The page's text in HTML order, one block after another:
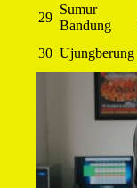
29
Sumur
Bandung
30 Ujungberung